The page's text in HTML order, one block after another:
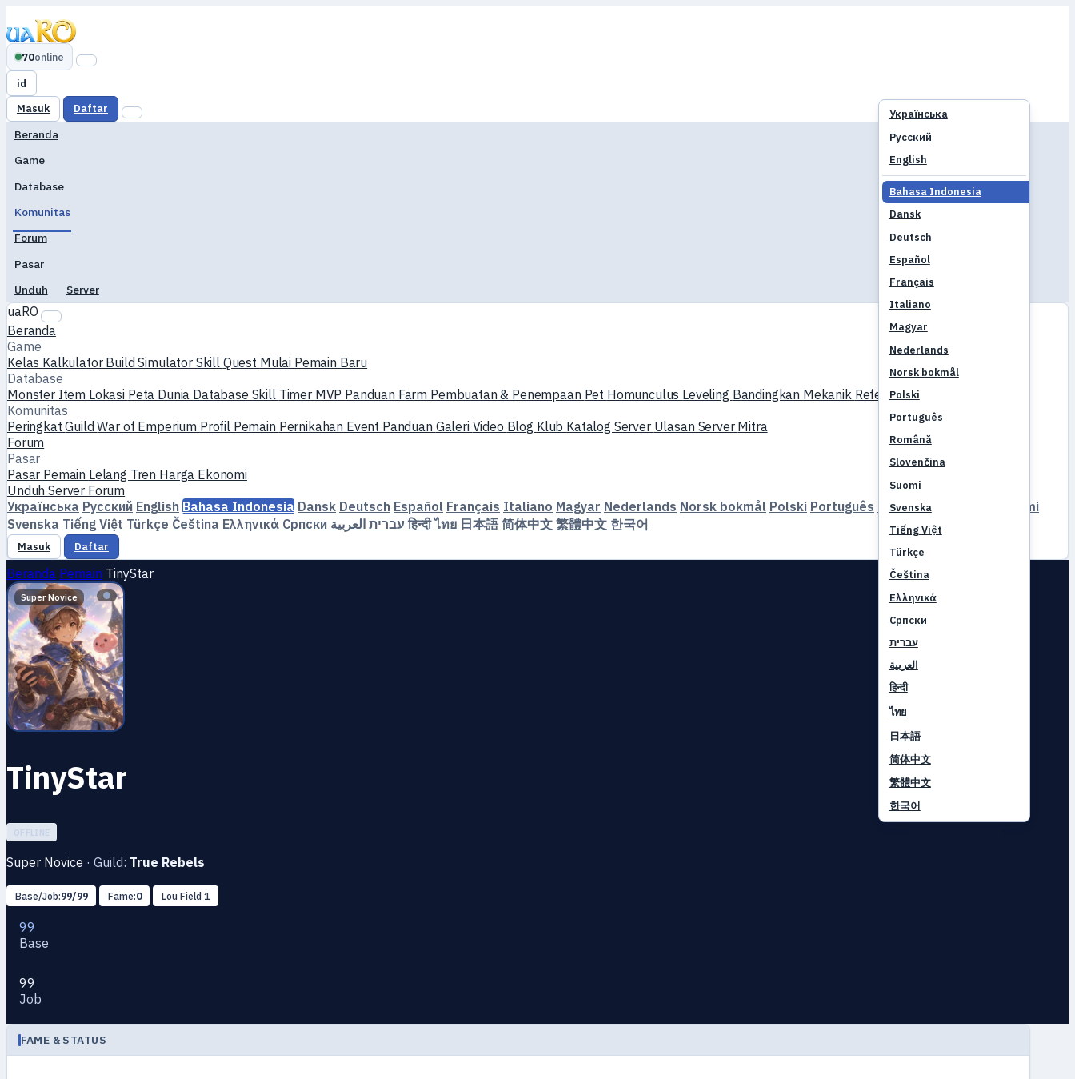
70online
id
Українська
Русский
English
Bahasa Indonesia
Dansk
Deutsch
Español
Français
Italiano
Magyar
Nederlands
Norsk bokmål
Polski
Português
Română
Slovenčina
Suomi
Svenska
Tiếng Việt
Türkçe
Čeština
Ελληνικά
Српски
עברית
العربية
हिन्दी
ไทย
日本語
简体中文
繁體中文
한국어
Masuk Daftar
Beranda
Game
Database
Komunitas
Forum
Pasar
Unduh
Server
uaRO
Beranda
Game
Kelas Kalkulator BuildSimulator Skill Quest Mulai Pemain Baru
Database
Monster Item Lokasi Peta Dunia Database Skill Timer MVP Panduan Farm Pembuatan & Penempaan Pet Homunculus Leveling Bandingkan Mekanik Referensi
Komunitas
PeringkatGuildWar of Emperium Profil Pemain Pernikahan Event Panduan Galeri Video Blog Klub Katalog Server Ulasan Server Mitra
Forum
Pasar
Pasar Pemain Lelang Tren Harga Ekonomi
UnduhServer Forum
Українська Русский English Bahasa Indonesia Dansk Deutsch Español Français Italiano Magyar Nederlands Norsk bokmål Polski Português Română Slovenčina
Suomi
Svenska Tiếng Việt Türkçe Čeština Ελληνικά Српски עברית العربية हिन्दी ไทย 日本語 简体中文 繁體中文 한국어
Masuk Daftar
Beranda Pemain TinyStar
Super Novice
TinyStar
OFFLINE
Super Novice · Guild: True Rebels
Base/Job:99/99 Fame:0 Lou Field 1
99
Base
99
Job
FAME & STATUS